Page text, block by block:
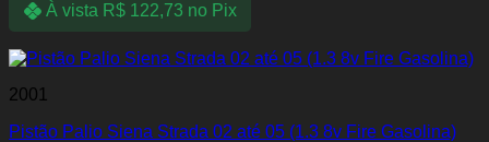
À vista R$122,73 no Pix
2001
Pistão Palio Siena Strada 02 até 05 (1.3 8v Fire Gasolina)